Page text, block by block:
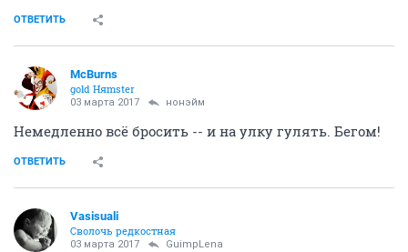
ОТВЕТИТЬ
McBurns
gold Няmster
03 марта 2017 нонэйм
Немедленно всё бросить -- и на улку гулять. Бегом!
ОТВЕТИТЬ
Vasisuali
Сволочь редкостная
03 марта 2017 GuimpLena